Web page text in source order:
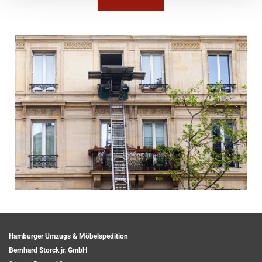
Hamburger Umzugs & Möbelspedition
Bernhard Storck jr. GmbH